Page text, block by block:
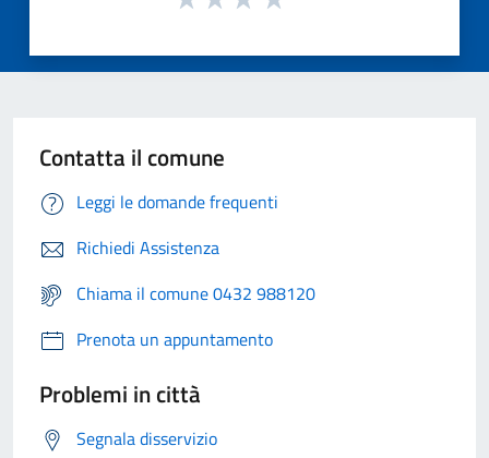
Contatta il comune
Leggi le domande frequenti
Richiedi Assistenza
Chiama il comune 0432 988120
Prenota un appuntamento
Problemi in città
Segnala disservizio